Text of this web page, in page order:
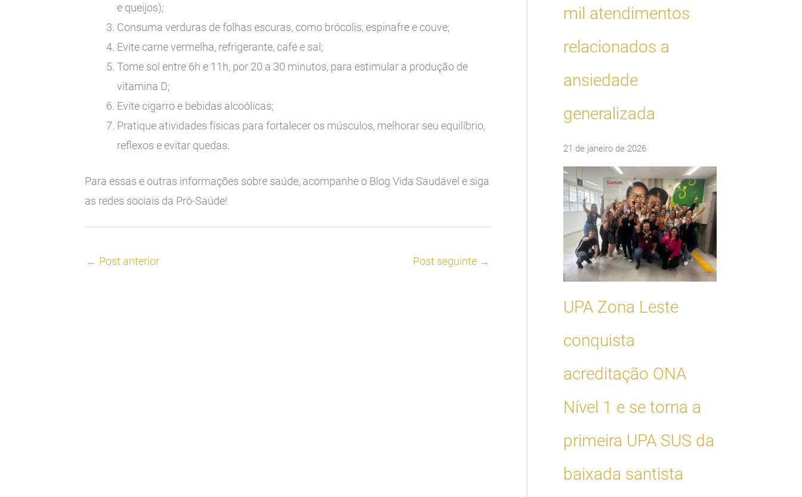
e queijos);
Consuma verduras de folhas escuras, como brócolis, espinafre e couve;
Evite carne vermelha, refrigerante, café e sal;
Tome sol entre 6h e 11h, por 20 a 30 minutos, para estimular a produção de
vitamina D;
Evite cigarro e bebidas alcoólicas;
Pratique atividades físicas para fortalecer os músculos, melhorar seu equilíbrio,
reflexos e evitar quedas.
Para essas e outras informações sobre saúde, acompanhe o Blog Vida Saudável e siga
as redes sociais da Pró-Saúde!
← Post anterior Post seguinte →
mil atendimentos
relacionados a
ansiedade
generalizada
21 de janeiro de 2026
UPA Zona Leste
conquista
acreditação ONA
Nível 1 e se torna a
primeira UPA SUS da
baixada santista